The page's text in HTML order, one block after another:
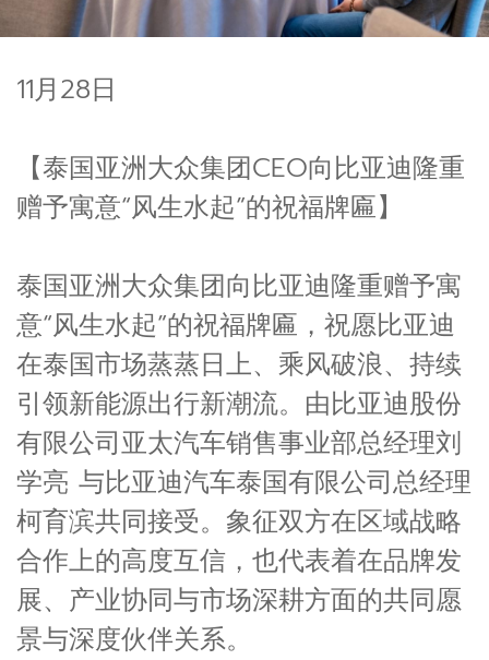
11月28日
【泰国亚洲大众集团CEO向比亚迪隆重
赠予寓意“风生水起”的祝福牌匾】
泰国亚洲大众集团向比亚迪隆重赠予寓
意“风生水起”的祝福牌匾，祝愿比亚迪
在泰国市场蒸蒸日上、乘风破浪、持续
引领新能源出行新潮流。由比亚迪股份
有限公司亚太汽车销售事业部总经理刘
学亮 与比亚迪汽车泰国有限公司总经理
柯育滨共同接受。象征双方在区域战略
合作上的高度互信，也代表着在品牌发
展、产业协同与市场深耕方面的共同愿
景与深度伙伴关系。